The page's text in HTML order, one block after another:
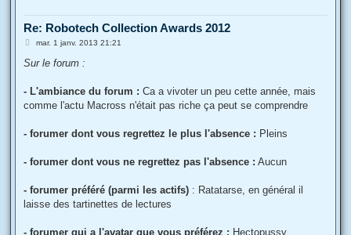
Re: Robotech Collection Awards 2012
M
s
g
mar. 1 janv. 2013 21:21
Sur le forum :
- L'ambiance du forum : Ca a vivoter un peu cette année, mais
comme l'actu Macross n'était pas riche ça peut se comprendre
- forumer dont vous regrettez le plus l'absence : Pleins
- forumer dont vous ne regrettez pas l'absence : Aucun
- forumer préféré (parmi les actifs) : Ratatarse, en général il
laisse des tartinettes de lectures
- forumer qui a l'avatar que vous préférez : Hectopussy